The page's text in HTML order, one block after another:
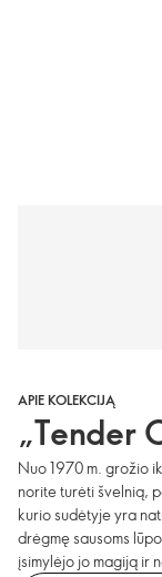
APIE KOLEKCIJĄ
„Tender
Nuo 1970 m. grožio
norite turėti švelnią,
kurio sudėtyje yra
drėgmę sausoms
įsimylėjo jo magiją ir